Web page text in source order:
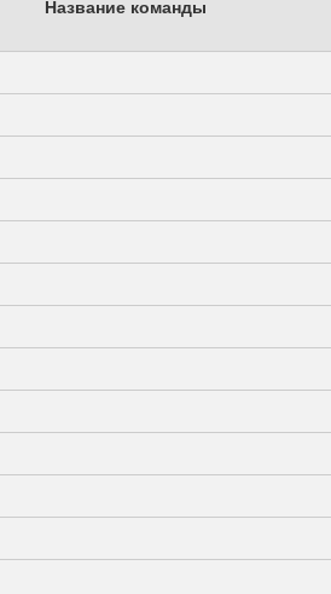
Название команды